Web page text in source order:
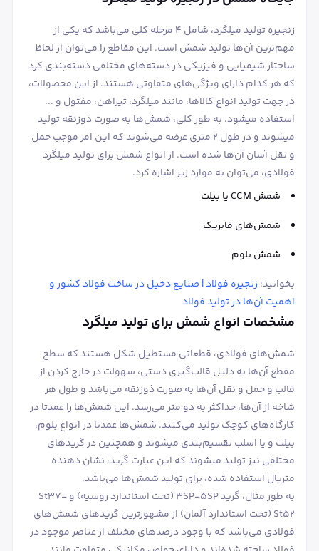
زنجیره تولید میلگرد، شامل 4 مرحله کلی می‌باشد که یکی از
مهم‌ترین آن‌ها تولید شمش است. این مقاطع را می‌توان از لحاظ
ساختار شیمیایی و فیزیکی در دسته‌های مختلفی دسته‌بندی کرد
که هر کدام دارای ویژگی‌های متفاوتی هستند. از این محصولات،
در جهت تولید انواع کالاها، مانند میلگرد، تیراهن، مفتول و ...
استفاده می‎شود. به طور کلی، شمش‌ها به صورت ذوزنقه تولید
می‎شوند و در طول 2 متری عرضه می‌شوند که این امر موجب حمل
و نقل آسان آن‌ها شده است. از انواع شمش برای تولید میلگرد
فولادی، می‌توان به موارد زیر اشاره کرد.
شمش CCM یا بیلت
شمش‌های فابریک
شمش بلوم
بخوانید: زنجیره فولاد | صنایع دخیل در ساخت فولاد کشور و
اهمیت آن‌ها در تولید فولاد
مشخصات انواع شمش برای تولید میلگرد
شمش‌های فولادی، قطعاتی مستطیل شکل هستند که سطح
مقطع آن‌ها به دلیل قالب‌گیری دستی، سهولت در خارج کردن از
قالب و حمل و نقل آن‌ها به صورت ذوزنقه می‌باشد و طول هر
شاخه از آن‌ها، حداکثر به دو متر می‌رسد. این شمش‌ها را عمدتا در
کارگاه‌های کوچک تولید می‌کنند. شمش‌ها عمدتا در انواع بلوم،
بیلت و یا اسلب تقسیم‌بندی می‎شوند و همچنین در گریدهای
مختلفی نیز تولید می‎شوند که این عبارت گرید، نشان دهنده
متریال استفاده شده، برای تولید شمش‌ها می‌باشد.
به طور مثال، گرید 3SP-5SP (تحت استاندارد روسیه) و St37-
St52 (تحت استاندارد آلمان) از مشهورترین گریدهای شمش‌های
فولادی می‌باشد که با وجود درصدهای مختلف از عناصر موجود در